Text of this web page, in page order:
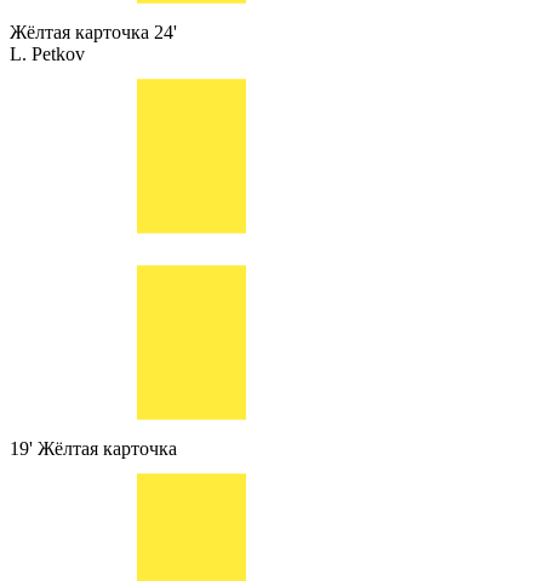
Жёлтая карточка 24'
L. Petkov
19' Жёлтая карточка